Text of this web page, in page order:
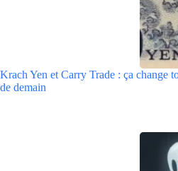
Krach Yen et Carry Trade : ça change
de demain